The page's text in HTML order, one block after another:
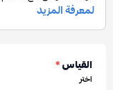
القياس*
اختر